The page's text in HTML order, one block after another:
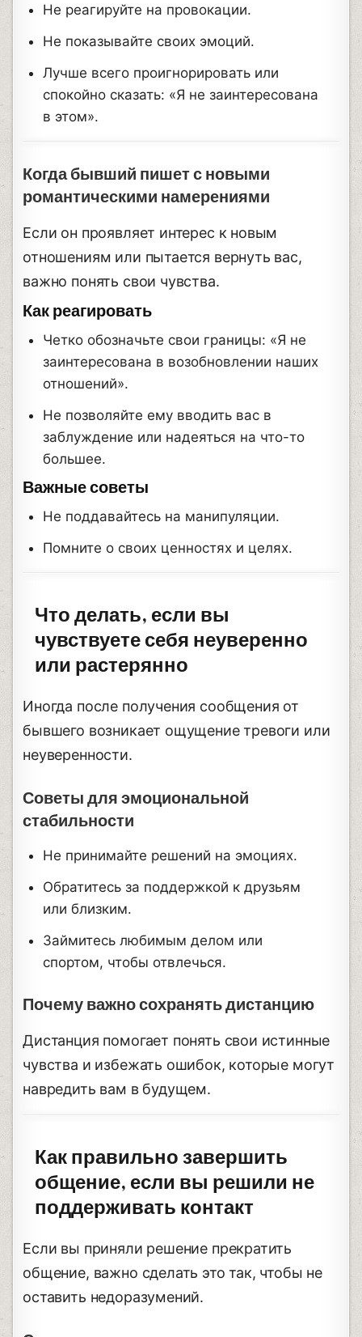
Не реагируйте на провокации.
Не показывайте своих эмоций.
Лучше всего проигнорировать или
спокойно сказать: «Я не заинтересована
в этом».
Когда бывший пишет с новыми
романтическими намерениями
Если он проявляет интерес к новым
отношениям или пытается вернуть вас,
важно понять свои чувства.
Как реагировать
Четко обозначьте свои границы: «Я не
заинтересована в возобновлении наших
отношений».
Не позволяйте ему вводить вас в
заблуждение или надеяться на что-то
большее.
Важные советы
Не поддавайтесь на манипуляции.
Помните о своих ценностях и целях.
Что делать, если вы
чувствуете себя неуверенно
или растерянно
Иногда после получения сообщения от
бывшего возникает ощущение тревоги или
неуверенности.
Советы для эмоциональной
стабильности
Не принимайте решений на эмоциях.
Обратитесь за поддержкой к друзьям
или близким.
Займитесь любимым делом или
спортом, чтобы отвлечься.
Почему важно сохранять дистанцию
Дистанция помогает понять свои истинные
чувства и избежать ошибок, которые могут
навредить вам в будущем.
Как правильно завершить
общение, если вы решили не
поддерживать контакт
Если вы приняли решение прекратить
общение, важно сделать это так, чтобы не
оставить недоразумений.